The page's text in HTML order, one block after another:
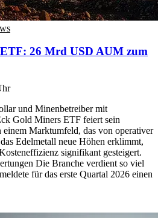
26 Mrd USD AUM zum
und Minenbetreiber mit
Gold Miners ETF feiert sein
einem Marktumfeld, das von operativer
Edelmetall neue Höhen erklimmt,
signifikant gesteigert.
Die Branche verdient so viel
für das erste Quartal 2026 einen